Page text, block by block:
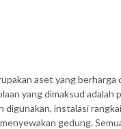
aset yang
yang dimaksud adalah
instalasi
gedung.